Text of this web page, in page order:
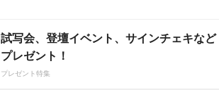
試写会、登壇イベント、サインチェキなど
プレゼント！
プレゼント特集